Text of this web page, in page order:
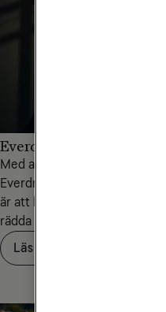
Everdrone räddar liv
Med autonoma drönare och
Everdrone ut medicinsk
är att bidra med
rädda liv.
Läs om Everdrone